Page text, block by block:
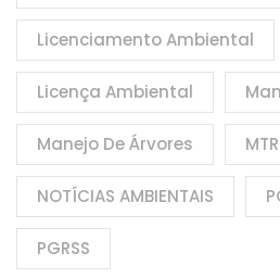
Licenciamento Ambiental
Licença Ambiental
Manejo De Árvores MTR
NOTÍCIAS AMBIENTAIS
PGRSS